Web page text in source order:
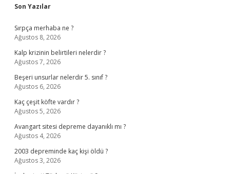
Sidebar
Son Yazılar
Sırpça merhaba ne ?
Ağustos 8, 2026
Kalp krizinin belirtileri nelerdir ?
Ağustos 7, 2026
Beşeri unsurlar nelerdir 5. sınıf ?
Ağustos 6, 2026
Kaç çeşit köfte vardır ?
Ağustos 5, 2026
Avangart sitesi depreme dayanıklı mı ?
Ağustos 4, 2026
2003 depreminde kaç kişi öldü ?
Ağustos 3, 2026